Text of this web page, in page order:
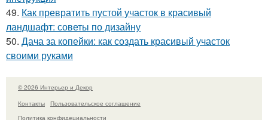
49. Как превратить пустой участок в красивый
ландшафт: советы по дизайну
50. Дача за копейки: как создать красивый участок
своими руками
© 2026 Интерьер и Декор
Контакты
Пользовательское соглашение
Политика конфидециальности